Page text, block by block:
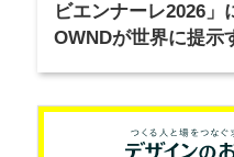
ビエンナーレ2026
OWNDが世界に提示